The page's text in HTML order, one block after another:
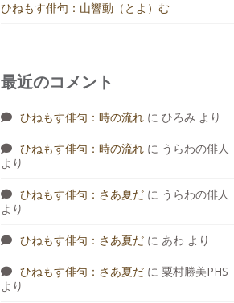
ひねもす俳句：山響動（とよ）む
最近のコメント
ひねもす俳句：時の流れ に ひろみ より
ひねもす俳句：時の流れ に うらわの俳人
より
ひねもす俳句：さあ夏だ に うらわの俳人
より
ひねもす俳句：さあ夏だ に あわ より
ひねもす俳句：さあ夏だ に 粟村勝美PHS
より